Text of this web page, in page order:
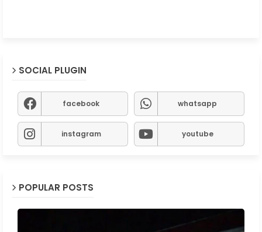
SOCIAL PLUGIN
facebook whatsapp
instagram youtube
POPULAR POSTS